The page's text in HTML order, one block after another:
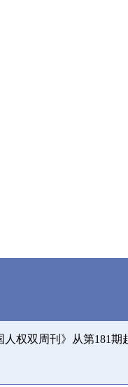
权双周刊》从第181期